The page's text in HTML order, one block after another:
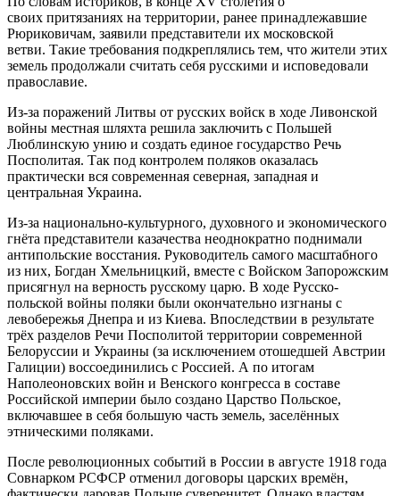
своих притязаниях на территории, ранее принадлежавшие
Рюриковичам, заявили представители их московской
ветви. Такие требования подкреплялись тем, что жители этих
земель продолжали считать себя русскими и исповедовали
православие.
Из-за поражений Литвы от русских войск в ходе Ливонской
войны местная шляхта решила заключить с Польшей
Люблинскую унию и создать единое государство Речь
Посполитая. Так под контролем поляков оказалась
практически вся современная северная, западная и
центральная Украина.
Из-за национально-культурного, духовного и экономического
гнёта представители казачества неоднократно поднимали
антипольские восстания. Руководитель самого масштабного
из них, Богдан Хмельницкий, вместе с Войском Запорожским
присягнул на верность русскому царю. В ходе Русско-
польской войны поляки были окончательно изгнаны с
левобережья Днепра и из Киева. Впоследствии в результате
трёх разделов Речи Посполитой территории современной
Белоруссии и Украины (за исключением отошедшей Австрии
Галиции) воссоединились с Россией. А по итогам
Наполеоновских войн и Венского конгресса в составе
Российской империи было создано Царство Польское,
включавшее в себя большую часть земель, заселённых
этническими поляками.
После революционных событий в России в августе 1918 года
Совнарком РСФСР отменил договоры царских времён,